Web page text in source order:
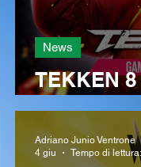
TEKKEN
disponibile
News
Adriano Junio Ventrone
4 giu
Tempo di